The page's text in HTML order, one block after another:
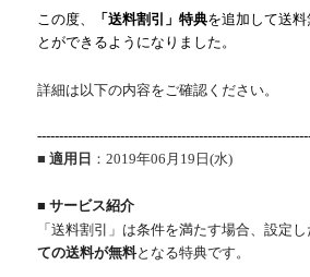
この度、 「送料割引」特典を追加して送
とができるようになりました。
詳細は以下の内容をご確認ください。
■ 適用日 ：2019年06月19日(水)
■ サービス紹介
「送料割引」は条件を満たす場合、設定
ての送料が無料となる特典です。